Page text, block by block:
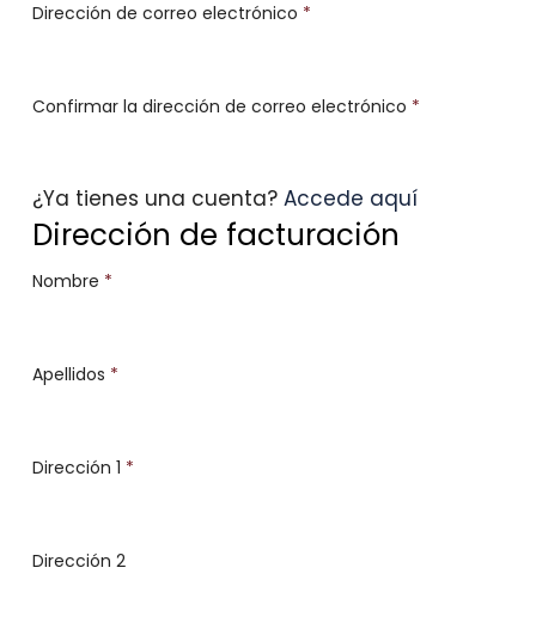
Dirección de correo electrónico *
Confirmar la dirección de correo electrónico *
¿Ya tienes una cuenta? Accede aquí
Dirección de facturación
Nombre *
Apellidos *
Dirección 1 *
Dirección 2